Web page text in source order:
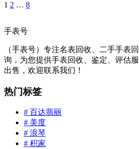
1 2 … 8
手表号
（手表号）专注名表回收、二手手表
询，为您提供手表回收、鉴定、评估
出售，欢迎联系我们！
热门标签
# 百达翡丽
# 美度
# 浪琴
# 积家